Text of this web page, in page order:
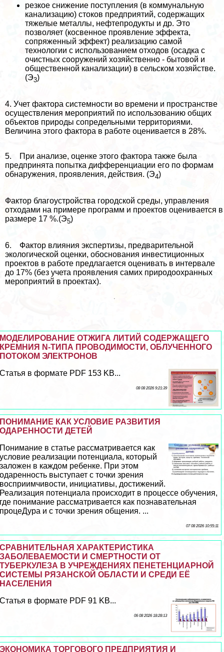
резкое снижение поступления (в коммунальную
канализацию) стоков предприятий, содержащих
тяжелые металлы, нефтепродукты и др. Это
позволяет (косвенное проявление эффекта,
сопряженный эффект) реализацию самой
технологии с использованием отходов (осадка с
очистных сооружений хозяйственно - бытовой и
общественной канализации) в сельском хозяйстве.
(Э3)
4. Учет фактора системности во времени и прострaнcтве
осуществления мероприятий по использованию общих
объектов природы сопредельными территориями.
Величина этого фактора в работе оценивается в 28%.
5. При анализе, оценке этого фактора также была
предпринята попытка дифференциации его по формам
обнаружения, проявления, действия. (Э4)
Фактор благоустройства городской среды, управления
отходами на примере программ и проектов оценивается в
размере 17 %.(Э5)
6. Фактор влияния экспертизы, предварительной
экологической оценки, обоснования инвестиционных
проектов в работе предлагается оценивать в интервале
до 17% (без учета проявления самих природоохранных
мероприятий в проектах).
МОДЕЛИРОВАНИЕ ОТЖИГА ЛИТИЙ СОДЕРЖАЩЕГО
КРЕМНИЯ N-ТИПА ПРОВОДИМОСТИ, ОБЛУЧЕННОГО
ПОТОКОМ ЭЛЕКТРОНОВ
Статья в формате PDF 153 KB...
08 08 2026 9:21:39
ПОНИМАНИЕ КАК УСЛОВИЕ РАЗВИТИЯ
ОДАРЕННОСТИ ДЕТЕЙ
Понимание в статье рассматривается как
условие реализации потенциала, который
заложен в каждом ребенке. При этом
одаренность выступает с точки зрения
восприимчивости, инициативы, достижений.
Реализация потенциала происходит в процессе обучения,
где понимание рассматривается как познавательная
процеДypa и с точки зрения общения. ...
07 08 2026 10:55:11
СРАВНИТЕЛЬНАЯ ХАРАКТЕРИСТИКА
ЗАБОЛЕВАЕМОСТИ И СМЕРТНОСТИ ОТ
ТУБЕРКУЛЕЗА В УЧРЕЖДЕНИЯХ ПЕНЕТЕНЦИАРНОЙ
СИСТЕМЫ РЯЗАНСКОЙ ОБЛАСТИ И СРЕДИ ЕЁ
НАСЕЛЕНИЯ
Статья в формате PDF 91 KB...
06 08 2026 18:28:13
ЭКОНОМИКА ТОРГОВОГО ПРЕДПРИЯТИЯ И